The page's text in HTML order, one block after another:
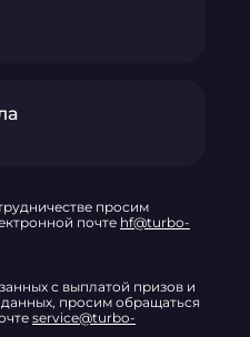
просим
почте hf@turbo-
с выплатой призов и
просим обращаться
service@turbo-